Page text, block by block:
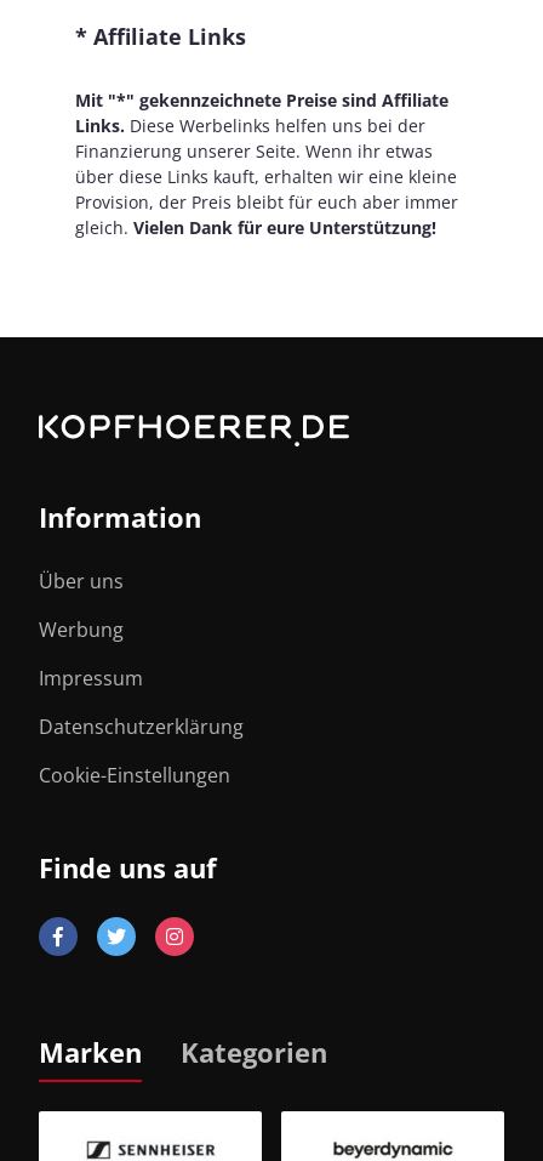
* Affiliate Links
Mit "*" gekennzeichnete Preise sind Affiliate
Links. Diese Werbelinks helfen uns bei der
Finanzierung unserer Seite. Wenn ihr etwas
über diese Links kauft, erhalten wir eine kleine
Provision, der Preis bleibt für euch aber immer
gleich. Vielen Dank für eure Unterstützung!
Information
Über uns
Werbung
Impressum
Datenschutzerklärung
Cookie-Einstellungen
Finde uns auf
Marken Kategorien